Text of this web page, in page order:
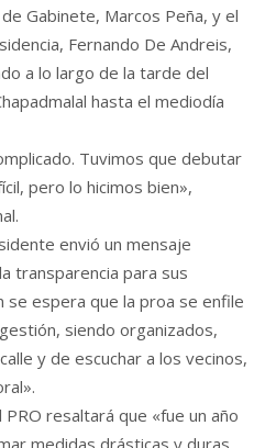
Gabinete, Marcos Peña, y el
Fernando De Andreis,
a lo largo de la tarde del
hasta el mediodía
Tuvimos que debutar
pero lo hicimos bien»,
envió un mensaje
transparencia para sus
se espera que la proa se enfile
siendo organizados,
y de escuchar a los vecinos,
resaltará que «fue un año